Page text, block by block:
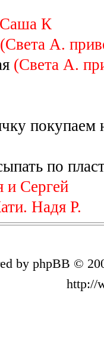
Саша К
(Света А.
(Света А.
покупаем
по
и Сергей
Надя Р.
by phpBB ©
http://